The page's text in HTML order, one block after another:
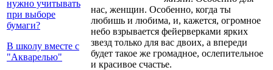
нужно учитывать
при выборе
бумаги?
В школу вместе с
"Акварелью"
нас, женщин. Особенно, когда ты
любишь и любима, и, кажется, огромное
небо взрывается фейерверками ярких
звезд только для вас двоих, а впереди
будет такое же громадное, ослепительное
и красивое счастье.